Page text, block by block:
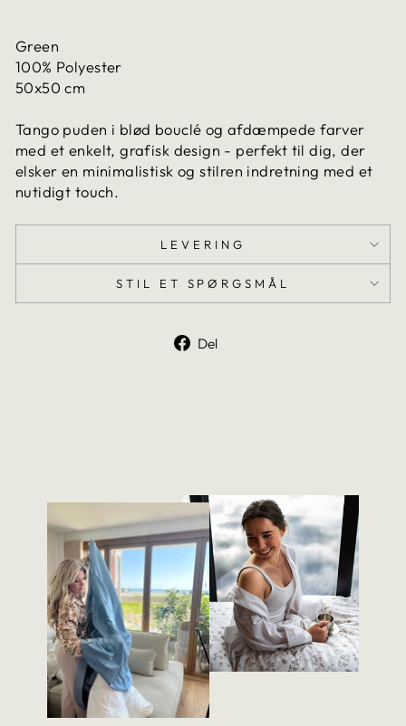
Green
100% Polyester
50x50 cm
Tango puden i blød bouclé og afdæmpede farver
med et enkelt, grafisk design - perfekt til dig, der
elsker en minimalistisk og stilren indretning med et
nutidigt touch.
LEVERING
STIL ET SPØRGSMÅL
Del